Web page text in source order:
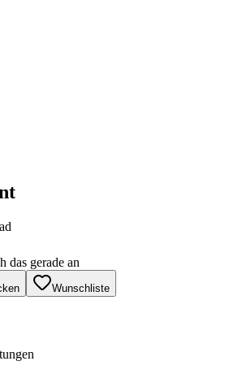
das gerade an
Wunschliste